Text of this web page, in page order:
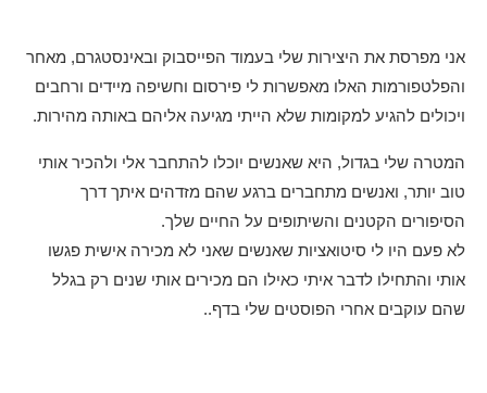
אני מפרסת את היצירות שלי בעמוד הפייסבוק ובאינסטגרם, מאחר
והפלטפורמות האלו מאפשרות לי פירסום וחשיפה מיידים ורחבים
ויכולים להגיע למקומות שלא הייתי מגיעה אליהם באותה מהירות.
המטרה שלי בגדול, היא שאנשים יוכלו להתחבר אלי ולהכיר אותי
טוב יותר, ואנשים מתחברים ברגע שהם מזדהים איתך דרך
הסיפורים הקטנים והשיתופים על החיים שלך.
לא פעם היו לי סיטואציות שאנשים שאני לא מכירה אישית פגשו
אותי והתחילו לדבר איתי כאילו הם מכירים אותי שנים רק בגלל
שהם עוקבים אחרי הפוסטים שלי בדף..